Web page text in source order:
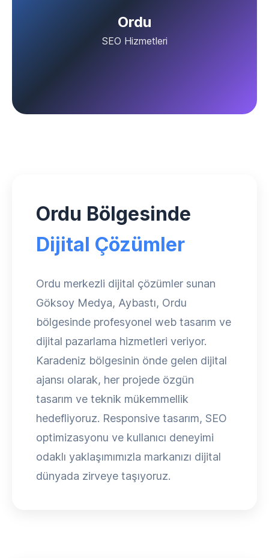
Ordu
SEO Hizmetleri
Ordu Bölgesinde
Dijital Çözümler
Ordu merkezli dijital çözümler sunan
Göksoy Medya, Aybastı, Ordu
bölgesinde profesyonel web tasarım ve
dijital pazarlama hizmetleri veriyor.
Karadeniz bölgesinin önde gelen dijital
ajansı olarak, her projede özgün
tasarım ve teknik mükemmellik
hedefliyoruz. Responsive tasarım, SEO
optimizasyonu ve kullanıcı deneyimi
odaklı yaklaşımımızla markanızı dijital
dünyada zirveye taşıyoruz.